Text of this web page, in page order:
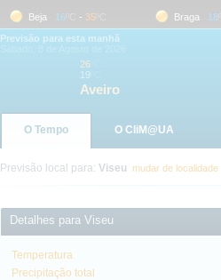
Beja 16 ºC- 35 ºC Braga 18 ºC-
Previsão para esta manhã
26
19
Aveiro
O Tempo O CliM@UA
Previsão local para: Viseu mudar de localidade
Detalhes para Viseu
Temperatura
Precipitação total